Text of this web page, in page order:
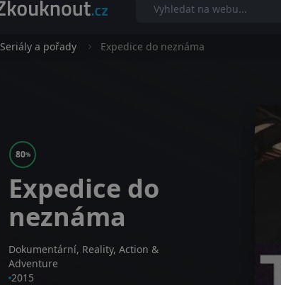
Seriály a pořady Expedice do neznáma
80%
Expedice do
neznáma
Dokumentární, Reality, Action &
Adventure
2015